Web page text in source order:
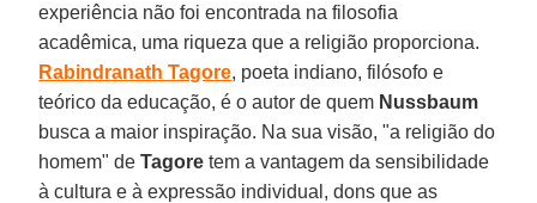
experiência não foi encontrada na filosofia
acadêmica, uma riqueza que a religião proporciona.
Rabindranath Tagore, poeta indiano, filósofo e
teórico da educação, é o autor de quem Nussbaum
busca a maior inspiração. Na sua visão, "a religião do
homem" deTagore tem a vantagem da sensibilidade
à cultura e à expressão individual, dons que as